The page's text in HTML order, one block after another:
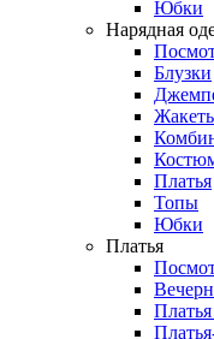
Юбки
Нарядная
Блузки
Платья
Топы
Юбки
Платья